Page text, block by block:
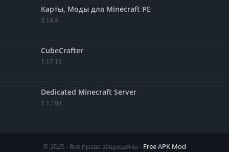
Карты, Моды для Minecraft PE
3.14.4
CubeCrafter
1.17.13
Dedicated Minecraft Server
1.1.104
© 2025 - Все права защищены - Free APK Mod